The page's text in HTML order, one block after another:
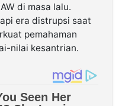
di masa lalu.
era distrupsi saat
pemahaman
nilai kesantrian.